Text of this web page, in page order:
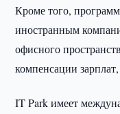
Кроме того,
иностранным
офисного
компенсации
IT Park имеет